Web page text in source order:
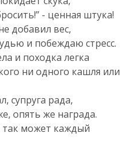
- ценная штука!
добавил вес,
и побеждаю стресс.
и походка легка
ни одного кашля или
супруга рада,
опять же награда.
может каждый